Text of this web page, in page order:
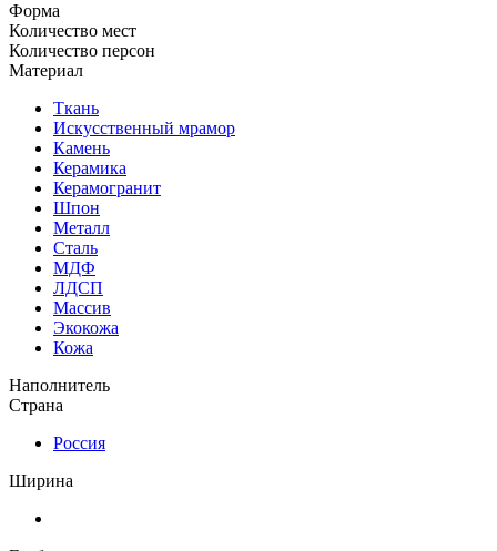
Форма
Количество мест
Количество персон
Материал
Ткань
Искусственный мрамор
Камень
Керамика
Керамогранит
Шпон
Металл
Сталь
МДФ
ЛДСП
Массив
Экокожа
Кожа
Наполнитель
Страна
Россия
Ширина